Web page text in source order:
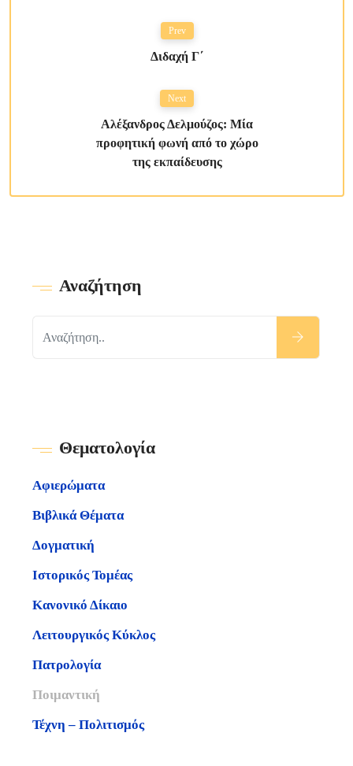
Prev
Διδαχή Γ΄
Next
Αλέξανδρος Δελμούζος: Μία
προφητική φωνή από το χώρο
της εκπαίδευσης
Αναζήτηση
Θεματολογία
Αφιερώματα
Βιβλικά Θέματα
Δογματική
Ιστορικός Τομέας
Κανονικό Δίκαιο
Λειτουργικός Κύκλος
Πατρολογία
Ποιμαντική
Τέχνη – Πολιτισμός